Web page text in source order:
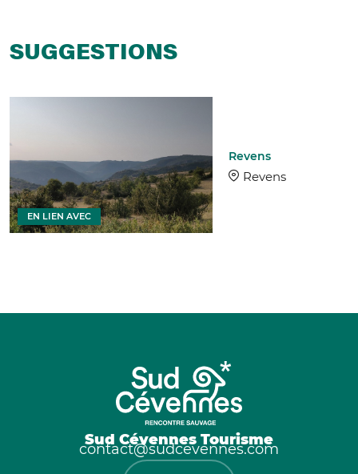
SUGGESTIONS
Revens
Revens
EN LIEN AVEC
Sud Cévennes Tourisme
contact@sudcevennes.com